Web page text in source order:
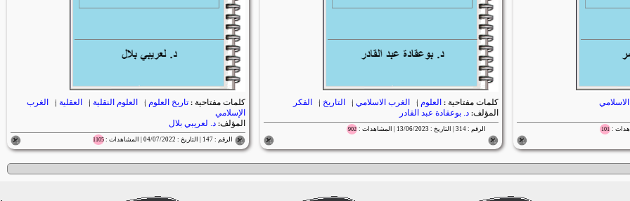
الاسلامي
101
كلمات مفتاحية : العلوم | الغرب الاسلامي | التاريخ | الفكر
المؤلف: د. بوعقادة عبد القادر
الرقم : 314 | التاريخ : 13/06/2023 | المشاهدات : 902
كلمات مفتاحية : تاريخ العلوم | العلوم النقلية | العقلية |
الغرب
الإسلامي
المؤلف: د. لعريبي بلال
الرقم : 147 | التاريخ : 04/07/2022 | المشاهدات : 1105